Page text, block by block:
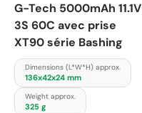
G-Tech 5000mAh 11.1V
3S 60C avec prise
XT90 série Bashing
Dimensions (L*W*H) approx.
136x42x24 mm
Weight approx.
325 g